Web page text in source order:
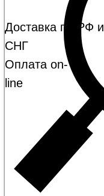
Доставка по РФ и
СНГ
Оплата on-
line